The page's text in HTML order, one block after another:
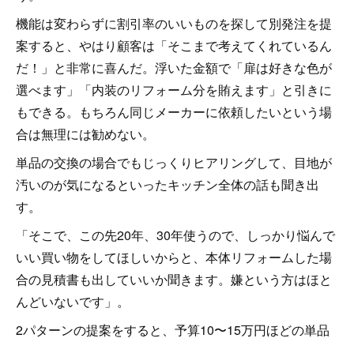
機能は変わらずに割引率のいいものを探して別発注を提
案すると、やはり顧客は「そこまで考えてくれているん
だ！」と非常に喜んだ。浮いた金額で「扉は好きな色が
選べます」「内装のリフォーム分を賄えます」と引きに
もできる。もちろん同じメーカーに依頼したいという場
合は無理には勧めない。
単品の交換の場合でもじっくりヒアリングして、目地が
汚いのが気になるといったキッチン全体の話も聞き出
す。
「そこで、この先20年、30年使うので、しっかり悩んで
いい買い物をしてほしいからと、本体リフォームした場
合の見積書も出していいか聞きます。嫌という方はほと
んどいないです」。
2パターンの提案をすると、予算10〜15万円ほどの単品